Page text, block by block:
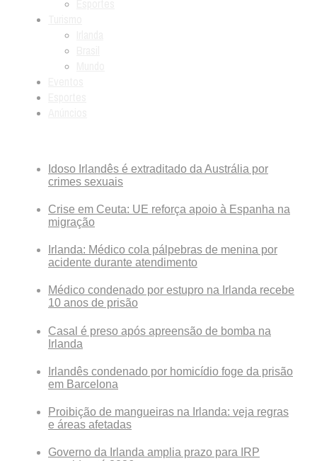
Idoso Irlandês é extraditado da Austrália por
crimes sexuais
Crise em Ceuta: UE reforça apoio à Espanha na
migração
Irlanda: Médico cola pálpebras de menina por
acidente durante atendimento
Médico condenado por estupro na Irlanda recebe
10 anos de prisão
Casal é preso após apreensão de bomba na
Irlanda
Irlandês condenado por homicídio foge da prisão
em Barcelona
Proibição de mangueiras na Irlanda: veja regras
e áreas afetadas
Governo da Irlanda amplia prazo para IRP